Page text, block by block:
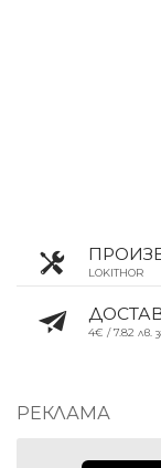
LOKITHOR
4€ / 7.82 лв.
РЕКЛАМА